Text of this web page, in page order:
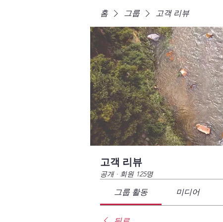
홈 그룹 고객 리뷰
고객 리뷰
공개 · 회원 125명
그룹 활동 미디어